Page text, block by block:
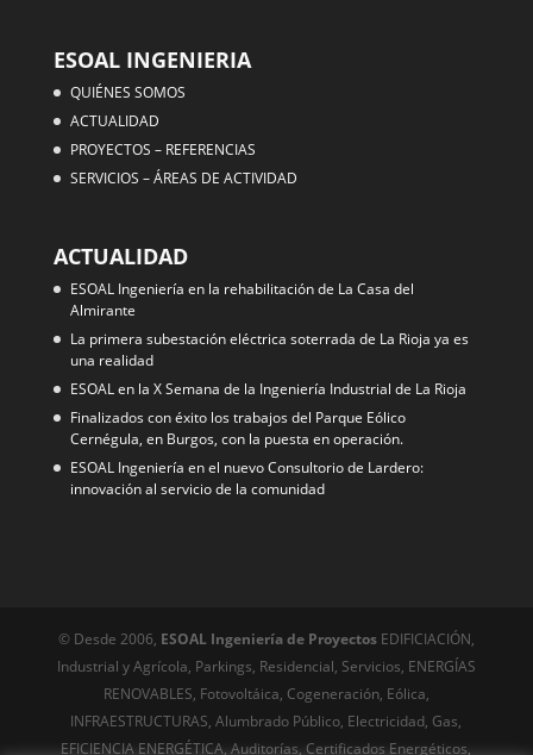
ESOAL INGENIERIA
QUIÉNES SOMOS
ACTUALIDAD
PROYECTOS – REFERENCIAS
SERVICIOS – ÁREAS DE ACTIVIDAD
ACTUALIDAD
ESOAL Ingeniería en la rehabilitación de La Casa del
Almirante
La primera subestación eléctrica soterrada de La Rioja ya es
una realidad
ESOAL en la X Semana de la Ingeniería Industrial de La Rioja
Finalizados con éxito los trabajos del Parque Eólico
Cernégula, en Burgos, con la puesta en operación.
ESOAL Ingeniería en el nuevo Consultorio de Lardero:
innovación al servicio de la comunidad
© Desde 2006, ESOAL Ingeniería de Proyectos EDIFICIACIÓN,
Industrial y Agrícola, Parkings, Residencial, Servicios, ENERGÍAS
RENOVABLES, Fotovoltáica, Cogeneración, Eólica,
INFRAESTRUCTURAS, Alumbrado Público, Electricidad, Gas,
EFICIENCIA ENERGÉTICA, Auditorías, Certificados Energéticos,